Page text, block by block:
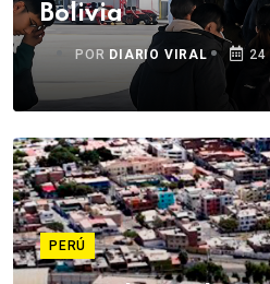
Bolivia
POR DIARIO VIRAL 24
PERÚ